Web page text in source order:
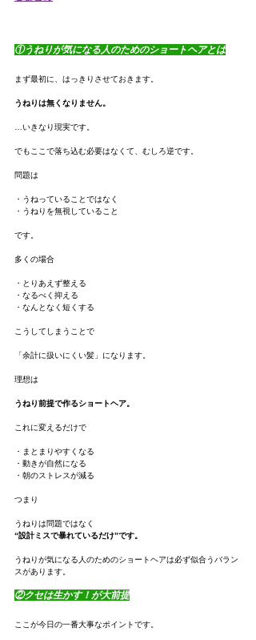
①うねりが気になる人のためのショートヘアとは
まず最初に、はっきりさせておきます。
うねりは無くなりません。
…いきなり現実です。
でもここで落ち込む必要はなくて、むしろ逆です。
問題は
・うねっていることではなく
・うねりを無視していること
です。
多くの場合
・とりあえず整える
・なるべく抑える
・なんとなく短くする
こうしてしまうことで
「余計に扱いにくい髪」になります。
理想は
うねり前提で作るショートヘア。
これに変えるだけで
・まとまりやすくなる
・動きが自然になる
・朝のストレスが減る
つまり
うねりは問題ではなく
“設計ミスで暴れているだけ”です。
うねりが気になる人のためのショートヘアは必ず似合うバラン
スがあります。
②クセは生かす！が大前提
ここが今日の一番大事なポイントです。